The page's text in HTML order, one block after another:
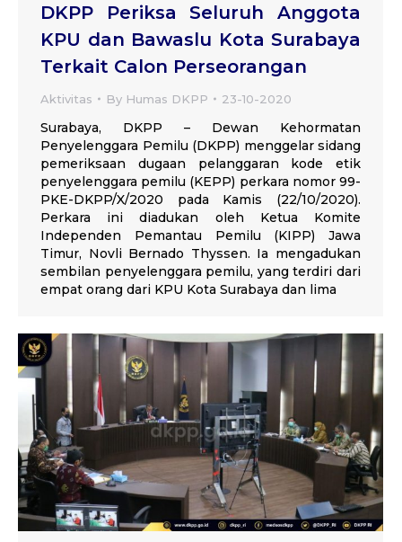
DKPP Periksa Seluruh Anggota
KPU dan Bawaslu Kota Surabaya
Terkait Calon Perseorangan
Aktivitas By Humas DKPP 23-10-2020
Surabaya, DKPP – Dewan Kehormatan
Penyelenggara Pemilu (DKPP) menggelar sidang
pemeriksaan dugaan pelanggaran kode etik
penyelenggara pemilu (KEPP) perkara nomor 99-
PKE-DKPP/X/2020 pada Kamis (22/10/2020).
Perkara ini diadukan oleh Ketua Komite
Independen Pemantau Pemilu (KIPP) Jawa
Timur, Novli Bernado Thyssen. Ia mengadukan
sembilan penyelenggara pemilu, yang terdiri dari
empat orang dari KPU Kota Surabaya dan lima